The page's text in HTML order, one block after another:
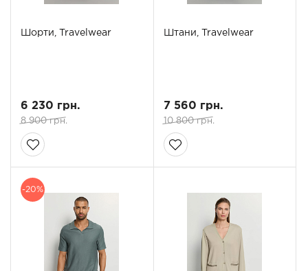
Шорти, Travelwear
6 230 грн.
8 900 грн.
Штани, Travelwear
7 560 грн.
10 800 грн.
-20%